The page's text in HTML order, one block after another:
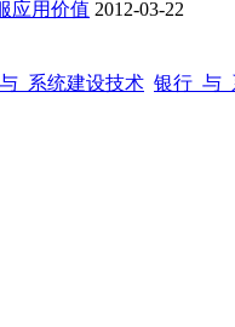
应用价值 2012-03-22
_系统建设技术 银行_与